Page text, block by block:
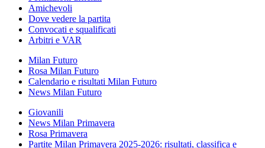
Amichevoli
Dove vedere la partita
Convocati e squalificati
Arbitri e VAR
Milan Futuro
Rosa Milan Futuro
Calendario e risultati Milan Futuro
News Milan Futuro
Giovanili
News Milan Primavera
Rosa Primavera
Partite Milan Primavera 2025-2026: risultati, classifica e